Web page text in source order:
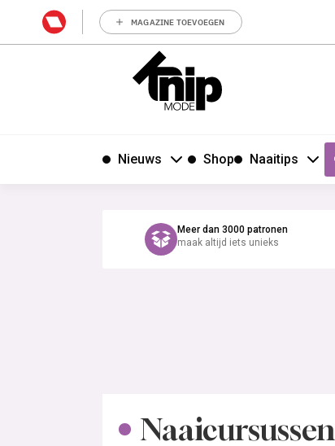
MAGAZINE TOEVOEGEN
Nieuws Shop Naaitips
Meer dan 3000 patronen
maak altijd iets unieks
Naaicursussen